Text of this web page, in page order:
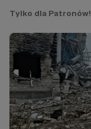
Tylko dla Patronów!